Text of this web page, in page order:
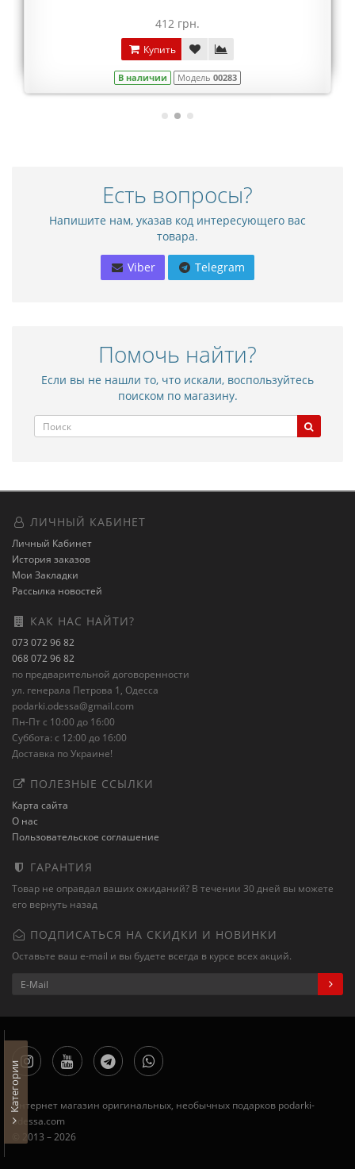
412 грн.
Купить
В наличии Модель 00283
Есть вопросы?
Напишите нам, указав код интересующего вас
товара.
Viber Telegram
Помочь найти?
Если вы не нашли то, что искали, воспользуйтесь
поиском по магазину.
ЛИЧНЫЙ КАБИНЕТ
Личный Кабинет
История заказов
Мои Закладки
Рассылка новостей
КАК НАС НАЙТИ?
073 072 96 82
068 072 96 82
по предварительной договоренности
ул. генерала Петрова 1, Одесса
podarki.odessa@gmail.com
Пн-Пт с 10:00 до 16:00
Суббота: с 12:00 до 16:00
Доставка по Украине!
ПОЛЕЗНЫЕ ССЫЛКИ
Карта сайта
О нас
Пользовательское соглашение
ГАРАНТИЯ
Товар не оправдал ваших ожиданий? В течении 30 дней вы можете
его вернуть назад
ПОДПИСАТЬСЯ НА СКИДКИ И НОВИНКИ
Оставьте ваш e-mail и вы будете всегда в курсе всех акций.
Интернет магазин оригинальных, необычных подарков podarki-
odessa.com
© 2013 – 2026
Категории